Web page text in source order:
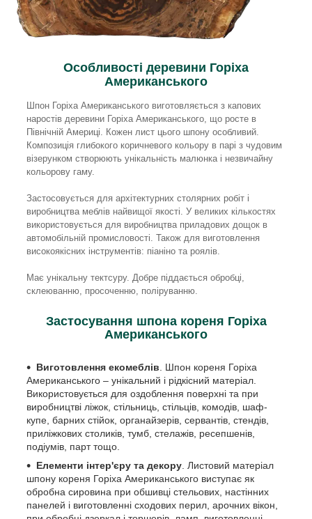
Особливості деревини Горіха
Американського
Шпон Горіха Американського виготовляється з капових
наростів деревини Горіха Американського, що росте в
Північній Америці. Кожен лист цього шпону особливий.
Композиція глибокого коричневого кольору в парі з чудовим
візерунком створюють унікальність малюнка і незвичайну
кольорову гаму.
Застосовується для архітектурних столярних робіт і
виробництва меблів найвищої якості. У великих кількостях
використовується для виробництва приладових дощок в
автомобільній промисловості. Також для виготовлення
високоякісних інструментів: піаніно та роялів.
Має унікальну тектсуру. Добре піддається обробці,
склеюванню, просоченню, поліруванню.
Застосування шпона кореня Горіха
Американського
Виготовлення екомеблів . Шпон кореня Горіха
Американського – унікальний і рідкісний матеріал.
Використовується для оздоблення поверхні та при
виробництві ліжок, стільниць, стільців, комодів, шаф-
купе, барних стійок, органайзерів, сервантів, стендів,
приліжкових столиків, тумб, стелажів, ресепшенів,
подіумів, парт тощо.
Елементи інтер'єру та декору . Листовий матеріал
шпону кореня Горіха Американського виступає як
обробна сировина при обшивці стельових, настінних
панелей і виготовленні сходових перил, арочних вікон,